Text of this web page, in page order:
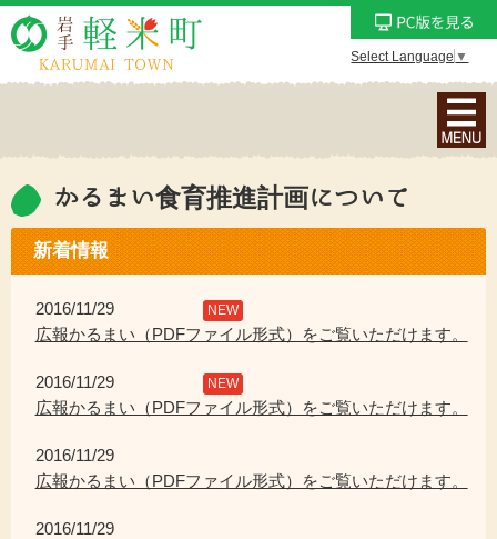
Select Language ▼
ナ
ビ
ョ
ン
ニ
を
かるまい食育推進計画について
新着情報
2016/11/29 NEW
広報かるまい（PDFファイル形式）をご覧いただけます。
2016/11/29 NEW
広報かるまい（PDFファイル形式）をご覧いただけます。
2016/11/29
広報かるまい（PDFファイル形式）をご覧いただけます。
2016/11/29